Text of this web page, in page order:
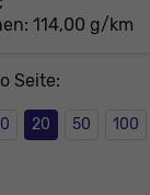
114,00 g/km
Seite:
20 50 100